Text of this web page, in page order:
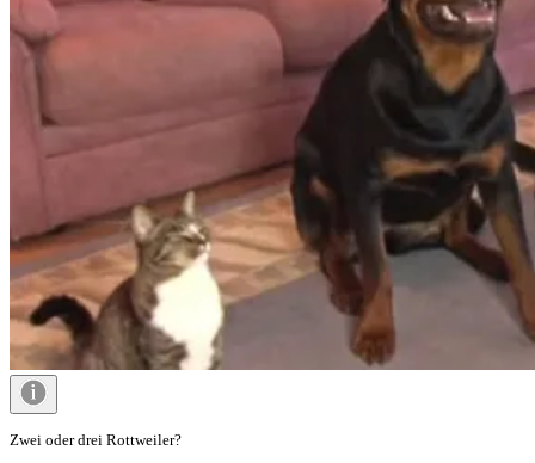
Zwei oder drei Rottweiler?